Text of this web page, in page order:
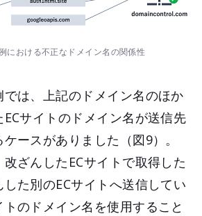
における不正なドメイン名の関係性
では、上記のドメイン名のほか
サイトのドメイン名が送信先
ースがありました（図9）。
ざんしたECサイトで取得した
た別のECサイトへ送信してい
のドメイン名を使用すること